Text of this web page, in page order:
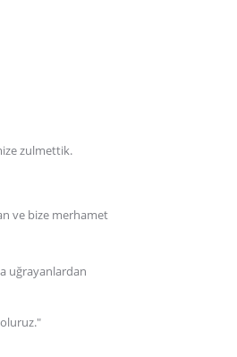
zulmettik.
ve bize merhamet
uğrayanlardan